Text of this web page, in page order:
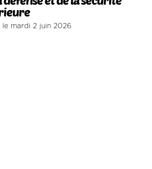
le mardi 2 juin 2026